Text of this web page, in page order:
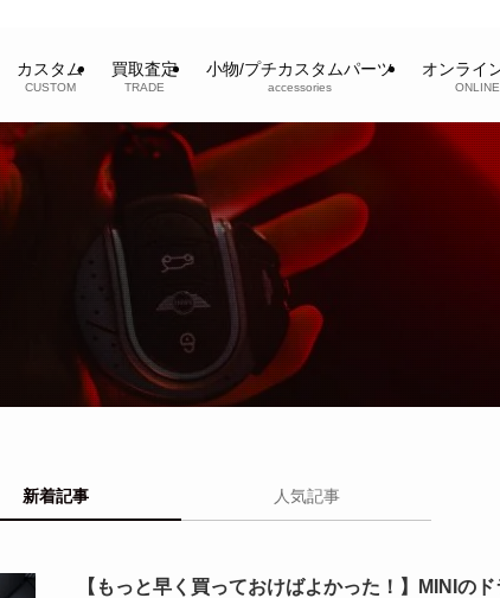
カスタム
CUSTOM
買取査定
TRADE
小物/プチカスタムパーツ
accessories
オンライ
新着記事 人気記事
【もっと早く買っておけばよかった！】MINIの